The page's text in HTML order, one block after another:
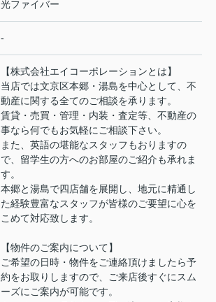
光ファイバー
-
【株式会社エイコーポレーションとは】
当店では文京区本郷・湯島を中心として、不
動産に関する全てのご相談を承ります。
賃貸・売買・管理・内装・査定等、不動産の
事なら何でもお気軽にご相談下さい。
また、英語の堪能なスタッフもおりますの
で、留学生の方へのお部屋のご紹介も承れま
す。
本郷と湯島で四店舗を展開し、地元に精通し
た経験豊富なスタッフが皆様のご要望に心を
こめて対応致します。
【物件のご案内について】
ご希望の日時・物件をご連絡頂けましたら予
約をお取りしますので、ご来店後すぐにスム
ーズにご案内が可能です。